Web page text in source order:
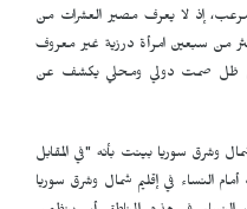
مرعب، إذ لا يعرف مصير العشرات من
من سبعين امرأة درزية غير معروف
ظل صمت دولي ومحلي يكشف عن
وشرق سوريا بينت بأنه "في المقابل
النساء في إقليم شمال وشرق سوريا